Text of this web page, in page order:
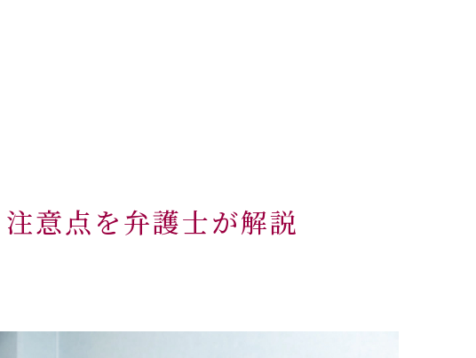
意点を弁護士が解説